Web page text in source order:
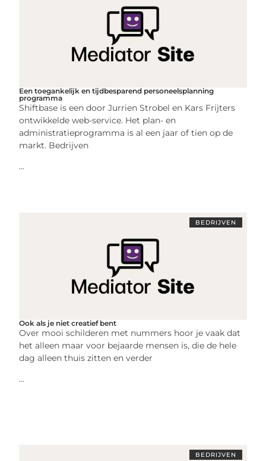
Een toegankelijk en tijdbesparend personeelsplanning
programma
Shiftbase is een door Jurrien Strobel en Kars Frijters
ontwikkelde web-service. Het plan- en
administratieprogramma is al een jaar of tien op de
markt. Bedrijven
...
BEDRIJVEN
Ook als je niet creatief bent
Over mooi schilderen met nummers hoor je vaak dat
het alleen maar voor bejaarde mensen is, die de hele
dag alleen thuis zitten en verder
...
BEDRIJVEN